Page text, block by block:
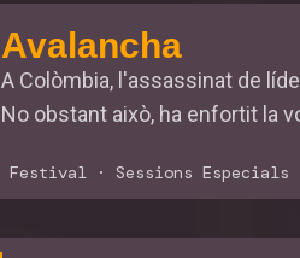
Avalancha
A Colòmbia, l'assassinat de
No obstant això, ha enfortit la
Festival · Sessions Especials